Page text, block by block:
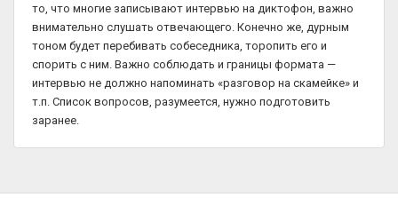
то, что многие записывают интервью на диктофон, важно
внимательно слушать отвечающего. Конечно же, дурным
тоном будет перебивать собеседника, торопить его и
спорить с ним. Важно соблюдать и границы формата —
интервью не должно напоминать «разговор на скамейке» и
т.п. Список вопросов, разумеется, нужно подготовить
заранее.